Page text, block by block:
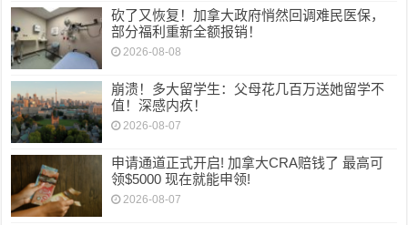
砍了又恢复！加拿大政府悄然回调难民医保，
部分福利重新全额报销！
2026-08-08
崩溃！多大留学生：父母花几百万送她留学不
值！深感内疚！
2026-08-07
申请通道正式开启! 加拿大CRA赔钱了 最高可
领$5000 现在就能申领!
2026-08-07